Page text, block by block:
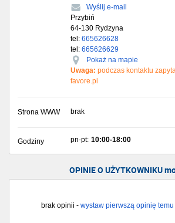
Wyślij e-mail
Przybiń
64-130 Rydzyna
tel: 665626628
tel: 665626629
Pokaż na mapie
Uwaga: podczas kontaktu
favore.pl
Strona WWW brak
Godziny pn-pt: 10:00-18:00
OPINIE O UŻYTKOWNIKU
brak opinii - wystaw pierwszą opinię